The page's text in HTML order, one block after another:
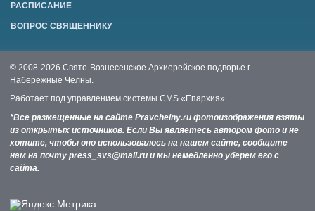
РАСПИСАНИЕ
ВОПРОС СВЯЩЕННИКУ
© 2008-2026 Свято-Вознесенское Архиерейское подворье г.
Набережные Челны.
Работает под управлением системы CMS «Епархия»
*Все размещенные на сайте Pravchelny.ru фотоизображения взяты
из открытых источников. Если Вы являетесь автором фото и не
хотите, чтобы оно использовалось на нашем сайте, сообщите
нам на почту press_svs@mail.ru и мы немедленно уберем его с
сайта.